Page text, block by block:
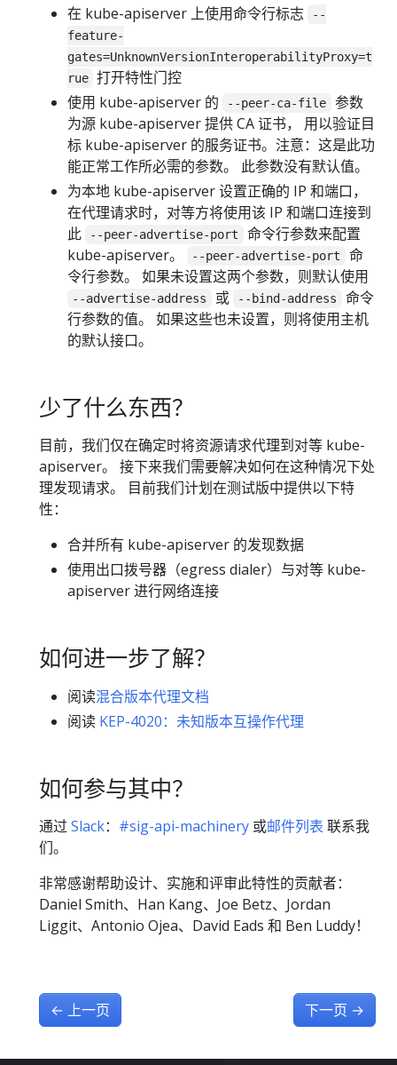
在 kube-apiserver 上使用命令行标志
--
feature-
gates=UnknownVersionInteroperabilityProxy=t
rue 打开特性门控
使用 kube-apiserver 的
--peer-ca-file
参数
为源 kube-apiserver 提供 CA 证书， 用以验证目
标 kube-apiserver 的服务证书。注意：这是此功
能正常工作所必需的参数。 此参数没有默认值。
为本地 kube-apiserver 设置正确的 IP 和端口，
在代理请求时，对等方将使用该 IP 和端口连接到
此
--peer-advertise-port
命令行参数来配置
kube-apiserver。
--peer-advertise-port
命
令行参数。 如果未设置这两个参数，则默认使用
--advertise-address 或 --bind-address
命令
行参数的值。 如果这些也未设置，则将使用主机
的默认接口。
少了什么东西？
目前，我们仅在确定时将资源请求代理到对等 kube-
apiserver。 接下来我们需要解决如何在这种情况下处
理发现请求。 目前我们计划在测试版中提供以下特
性：
合并所有 kube-apiserver 的发现数据
使用出口拨号器（egress dialer）与对等 kube-
apiserver 进行网络连接
如何进一步了解？
阅读混合版本代理文档
阅读 KEP-4020：未知版本互操作代理
如何参与其中？
通过 Slack： #sig-api-machinery 或邮件列表 联系我
们。
非常感谢帮助设计、实施和评审此特性的贡献者：
Daniel Smith、Han Kang、Joe Betz、Jordan
Liggit、Antonio Ojea、David Eads 和 Ben Luddy！
← 上一页 下一页 →